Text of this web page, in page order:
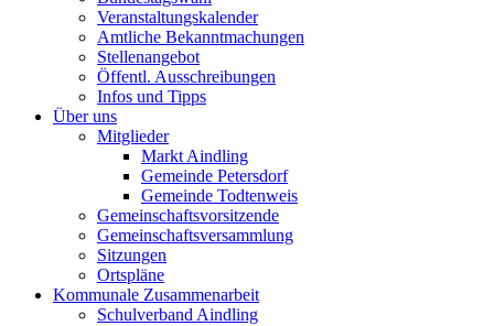
Veranstaltungskalender
Amtliche Bekanntmachungen
Stellenangebot
Öffentl. Ausschreibungen
Infos und Tipps
Über uns
Mitglieder
Markt Aindling
Gemeinde Petersdorf
Gemeinde Todtenweis
Gemeinschaftsvorsitzende
Gemeinschaftsversammlung
Sitzungen
Ortspläne
Kommunale Zusammenarbeit
Schulverband Aindling